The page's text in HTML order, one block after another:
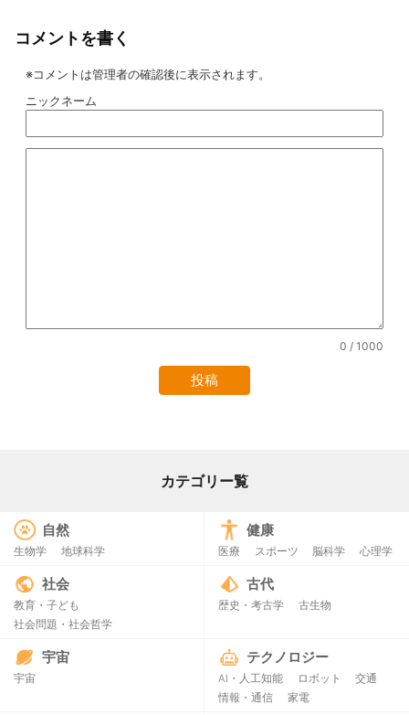
コメントを書く
※コメントは管理者の確認後に表示されます。
ニックネーム
0 / 1000
カテゴリー覧
自然
生物学 地球科学
健康
医療 スポーツ 脳科学 心理学
社会
教育・子ども
社会問題・社会哲学
古代
歴史・考古学 古生物
宇宙
宇宙
テクノロジー
AI・人工知能 ロボット
交通
情報・通信
家電